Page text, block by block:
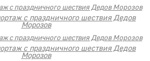
с праздничного шествия Дедов
Морозов
с праздничного шествия Дедов
Морозов